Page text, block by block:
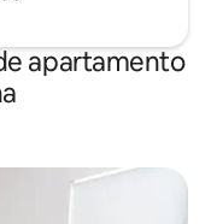
apartamento